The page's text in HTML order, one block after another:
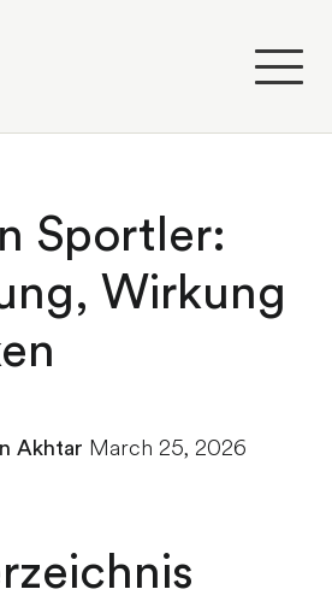
Sportler:
Wirkung
Akhtar March 25, 2026